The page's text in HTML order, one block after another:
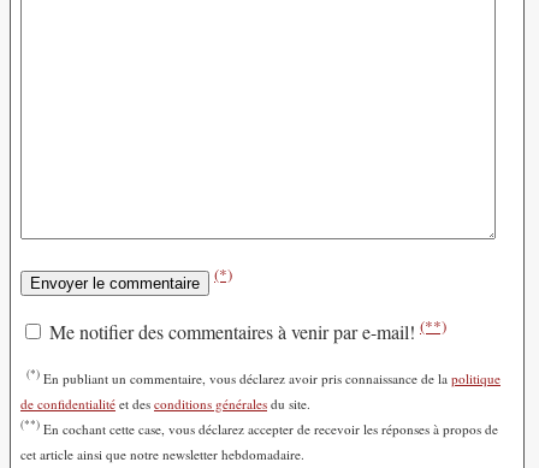
(*)
Me notifier des commentaires à venir par e-mail! (**)
(*) En publiant un commentaire, vous déclarez avoir pris connaissance de la politique
de confidentialité et des conditions générales du site.
(**) En cochant cette case, vous déclarez accepter de recevoir les réponses à propos de
cet article ainsi que notre newsletter hebdomadaire.